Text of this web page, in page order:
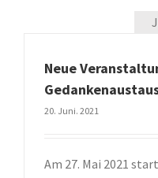
Neue
20. Juni. 2021
Am 27. Mai 2021